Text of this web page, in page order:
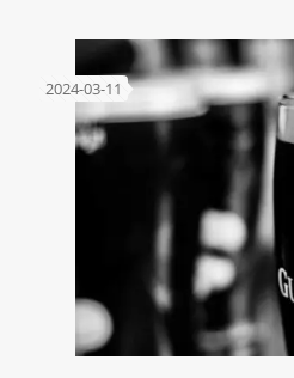
2024-03-11